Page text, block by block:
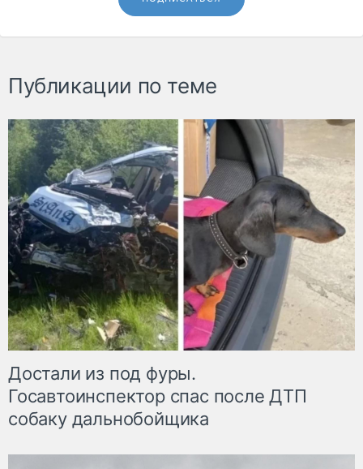
Публикации по теме
Достали из под фуры.
Госавтоинспектор спас после ДТП
собаку дальнобойщика